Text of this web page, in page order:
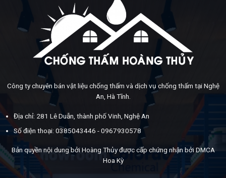
Công ty chuyên bán vật liệu chống thấm và dịch vụ chống thấm tại Nghệ
An, Hà Tĩnh.
Địa chỉ: 281 Lê Duẫn, thành phố Vinh, Nghệ An
Số điện thoại: 0385043446 - 0967930578
Bản quyền nội dung bởi Hoàng Thủy được cấp chứng nhận bởi DMCA
Hoa Kỳ